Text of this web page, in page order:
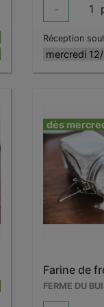
- 1
Réception
dès